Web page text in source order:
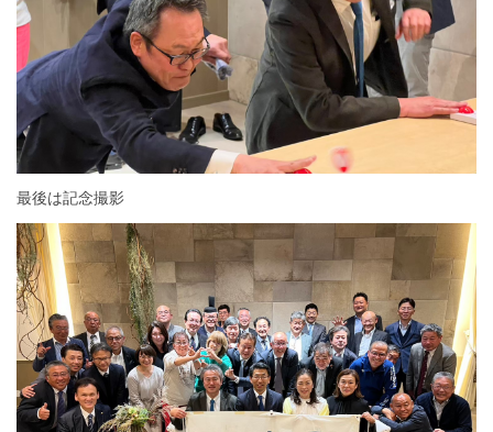
最後は記念撮影